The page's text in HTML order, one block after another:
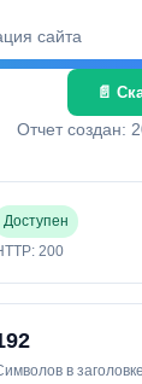
сайта
📄
Отчет создан:
Доступен
200
в заголовке